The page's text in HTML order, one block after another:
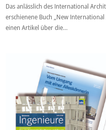
Das anlässlich des International
erschienene Buch „New
einen Artikel über die…